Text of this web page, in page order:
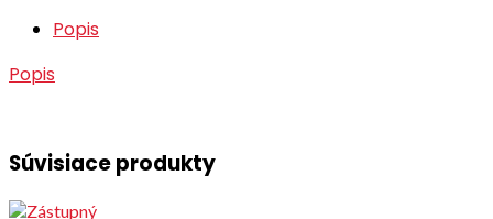
Popis
Popis
Súvisiace produkty